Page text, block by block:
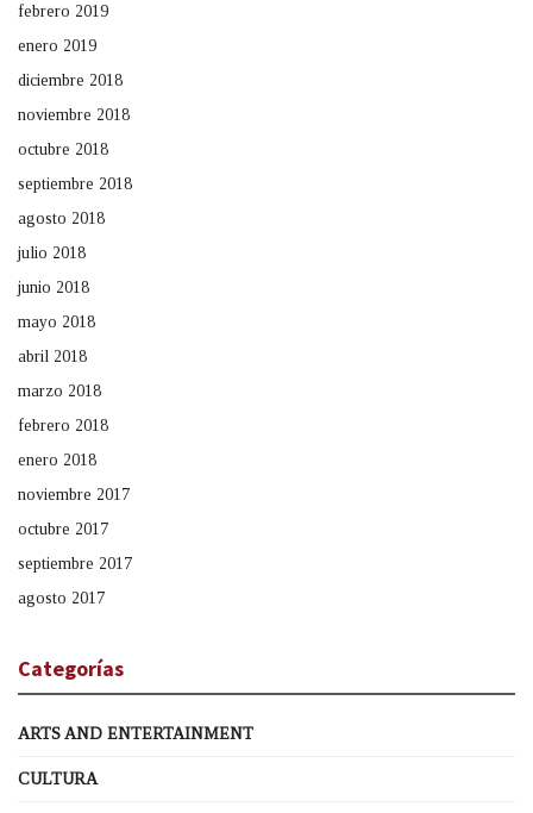
febrero 2019
enero 2019
diciembre 2018
noviembre 2018
octubre 2018
septiembre 2018
agosto 2018
julio 2018
junio 2018
mayo 2018
abril 2018
marzo 2018
febrero 2018
enero 2018
noviembre 2017
octubre 2017
septiembre 2017
agosto 2017
Categorías
ARTS AND ENTERTAINMENT
CULTURA